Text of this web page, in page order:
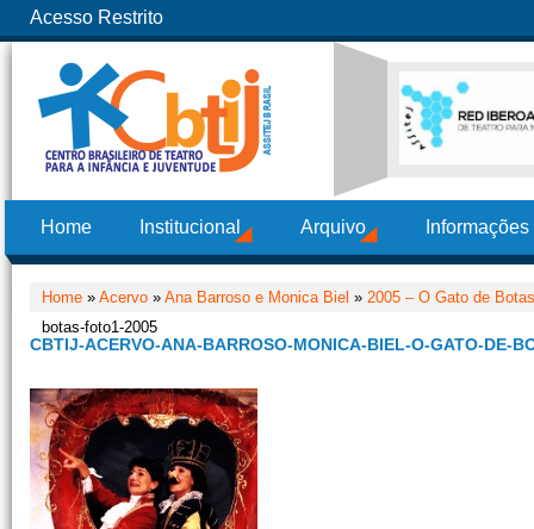
Acesso Restrito
Home Institucional Arquivo
Home » Acervo » Ana Barroso e Monica Biel » 2005 – O Gato de
botas-foto1-2005
CBTIJ-ACERVO-ANA-BARROSO-MONICA-BIEL-O-GATO-DE-